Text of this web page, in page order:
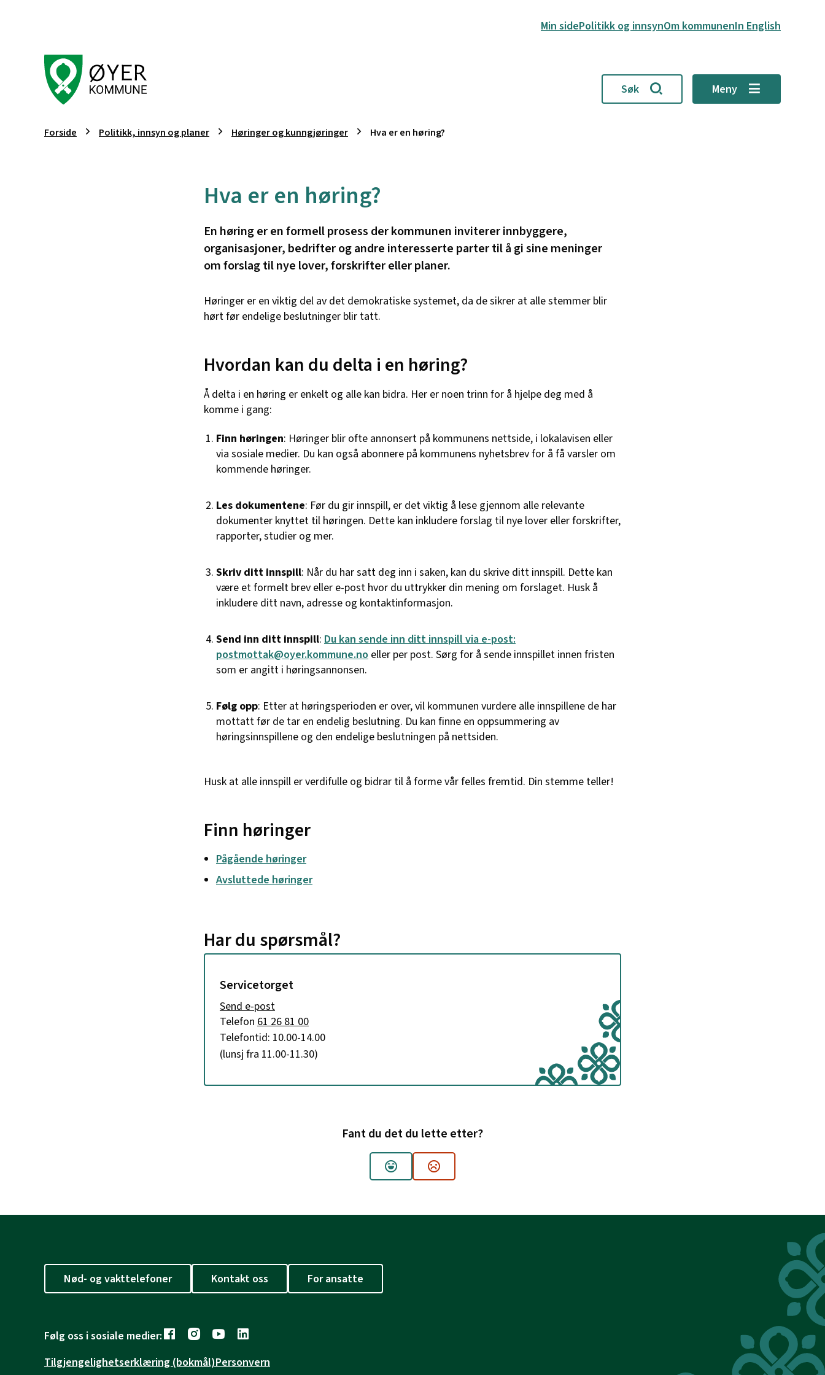
Min sidePolitikk og innsynOm kommunenIn English
Søk Meny
Du er her:
Forside Politikk, innsyn og planer Høringer og kunngjøringer Hva er en høring?
Hva er en høring?
En høring er en formell prosess der kommunen inviterer innbyggere,
organisasjoner, bedrifter og andre interesserte parter til å gi sine meninger
om forslag til nye lover, forskrifter eller planer.
Høringer er en viktig del av det demokratiske systemet, da de sikrer at alle stemmer blir
hørt før endelige beslutninger blir tatt.
Hvordan kan du delta i en høring?
Å delta i en høring er enkelt og alle kan bidra. Her er noen trinn for å hjelpe deg med å
komme i gang:
Finn høringen: Høringer blir ofte annonsert på kommunens nettside, i lokalavisen eller
via sosiale medier. Du kan også abonnere på kommunens nyhetsbrev for å få varsler om
kommende høringer.
Les dokumentene: Før du gir innspill, er det viktig å lese gjennom alle relevante
dokumenter knyttet til høringen. Dette kan inkludere forslag til nye lover eller forskrifter,
rapporter, studier og mer.
Skriv ditt innspill: Når du har satt deg inn i saken, kan du skrive ditt innspill. Dette kan
være et formelt brev eller e-post hvor du uttrykker din mening om forslaget. Husk å
inkludere ditt navn, adresse og kontaktinformasjon.
Send inn ditt innspill: Du kan sende inn ditt innspill via e-post:
postmottak@oyer.kommune.no eller per post. Sørg for å sende innspillet innen fristen
som er angitt i høringsannonsen.
Følg opp: Etter at høringsperioden er over, vil kommunen vurdere alle innspillene de har
mottatt før de tar en endelig beslutning. Du kan finne en oppsummering av
høringsinnspillene og den endelige beslutningen på nettsiden.
Husk at alle innspill er verdifulle og bidrar til å forme vår felles fremtid. Din stemme teller!
Finn høringer
Pågående høringer
Avsluttede høringer
Har du spørsmål?
Servicetorget
E-post
Send e-post
Telefon 61 26 81 00
Telefontid: 10.00-14.00
(lunsj fra 11.00-11.30)
Fant du det du lette etter?
Ja Nei
Nød- og vakttelefoner Kontakt oss For ansatte
Følg oss i sosiale medier:
Tilgjengelighetserklæring (bokmål)Personvern